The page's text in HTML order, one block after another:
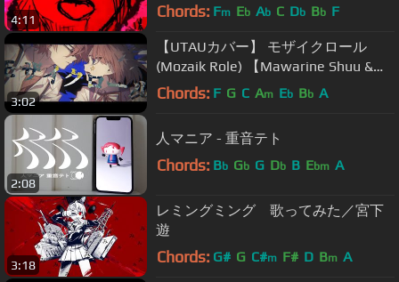
4:11 Chords: Fm Eb Ab C Db Bb F
3:02
【UTAUカバー】 モザイクロール
(Mozaik Role) 【Mawarine Shuu &
Kohaku Merry】
Chords: F G C Am Eb Bb A
2:08
人マニア - 重音テト
Chords: Bb Gb G Db B Ebm A
3:18
レミングミング 歌ってみた／宮下
遊
Chords: G# G C#m F# D Bm A